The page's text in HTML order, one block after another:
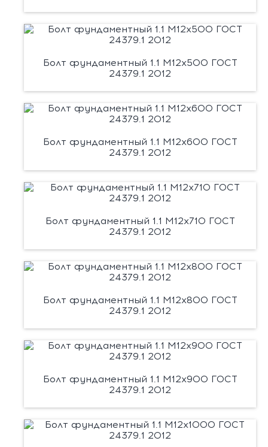
Болт фундаментный 1.1 М12х500 ГОСТ
24379.1 2012
Болт фундаментный 1.1 М12х600 ГОСТ
24379.1 2012
Болт фундаментный 1.1 М12х710 ГОСТ
24379.1 2012
Болт фундаментный 1.1 М12х800 ГОСТ
24379.1 2012
Болт фундаментный 1.1 М12х900 ГОСТ
24379.1 2012